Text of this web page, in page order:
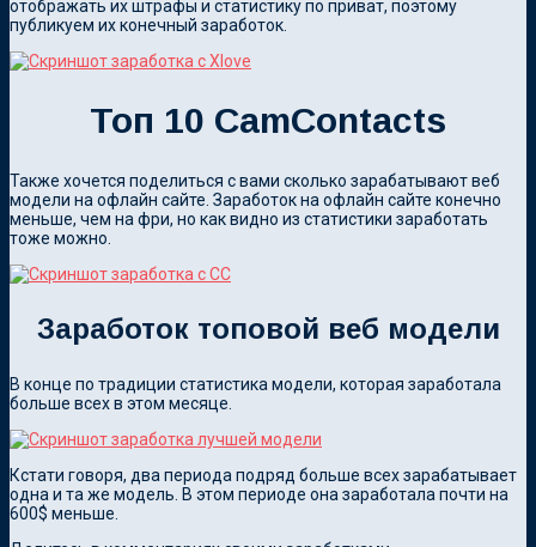
отображать их штрафы и статистику по приват, поэтому
публикуем их конечный заработок.
Топ 10 CamContacts
Также хочется поделиться с вами сколько зарабатывают веб
модели на офлайн сайте. Заработок на офлайн сайте конечно
меньше, чем на фри, но как видно из статистики заработать
тоже можно.
Заработок топовой веб модели
В конце по традиции статистика модели, которая заработала
больше всех в этом месяце.
Кстати говоря, два периода подряд больше всех зарабатывает
одна и та же модель. В этом периоде она заработала почти на
600$ меньше.